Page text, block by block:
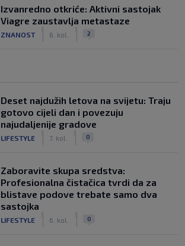
Izvanredno otkriće: Aktivni sastojak
Viagre zaustavlja metastaze
ZNANOST 6. kol. 2
Deset najdužih letova na svijetu: Traju
gotovo cijeli dan i povezuju
najudaljenije gradove
LIFESTYLE 7. kol. 0
Zaboravite skupa sredstva:
Profesionalna čistačica tvrdi da za
blistave podove trebate samo dva
sastojka
LIFESTYLE 6. kol. 0